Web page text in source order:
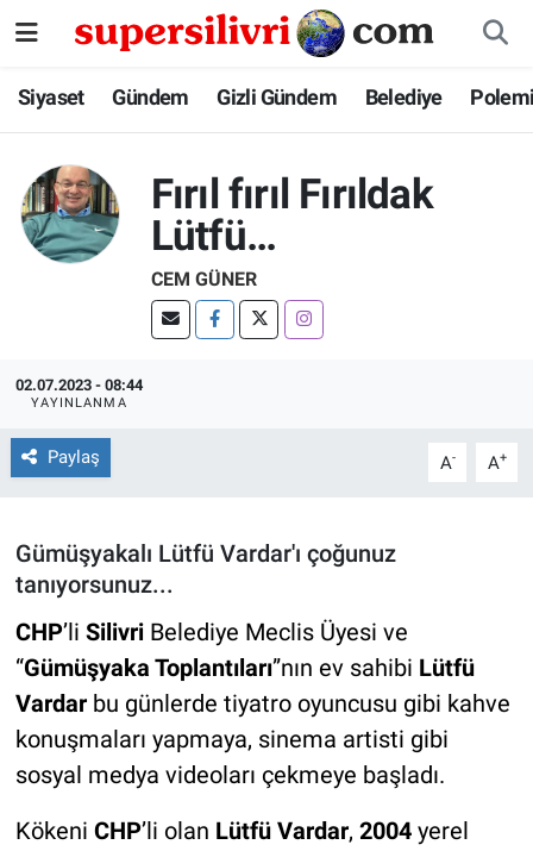
Siyaset Gündem Gizli Gündem Belediye
Fırıl fırıl Fırıldak
Lütfü…
CEM GÜNER
02.07.2023 - 08:44
YAYINLANMA
Paylaş A- A+
Gümüşyakalı Lütfü Vardar'ı çoğunuz
tanıyorsunuz...
CHP’li Silivri Belediye Meclis Üyesi ve
“Gümüşyaka Toplantıları”nın ev sahibi Lütfü
Vardar bu günlerde tiyatro oyuncusu gibi kahve
konuşmaları yapmaya, sinema artisti gibi
sosyal medya videoları çekmeye başladı.
Kökeni CHP’li olan Lütfü Vardar, 2004yerel
Siyaset
Gizli Gündem
İstanbul Nöbetçi Eczaneler
İstanbul Namaz Vakitleri
İstanbul Trafik Yoğunluk Haritası
Süper Lig Puan Durumu ve Fikstür
Tüm Manşetler
Son Dakika Haberleri